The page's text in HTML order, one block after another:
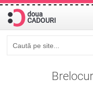
doua
CADOURI